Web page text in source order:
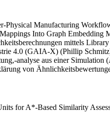
Physical Manufacturing
Into Graph Embedding
mittels
4.0 (GAIA-X) (Phillip
analyse aus einer Simulation
von
for A*-Based Similarity